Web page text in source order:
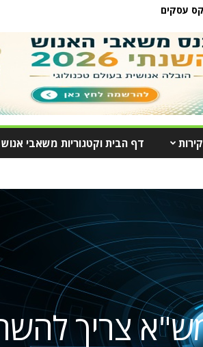
עסקים
דף הבית וקטגוריות משאבי אנוש
מש"א צריך